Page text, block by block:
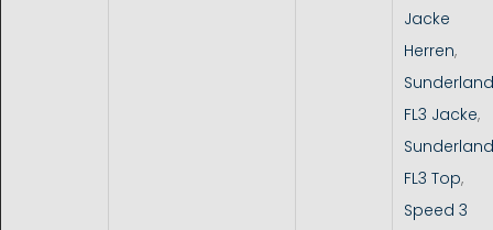
Jacke
Herren,
Sunderland
FL3 Jacke,
Sunderland
FL3 Top,
Speed 3